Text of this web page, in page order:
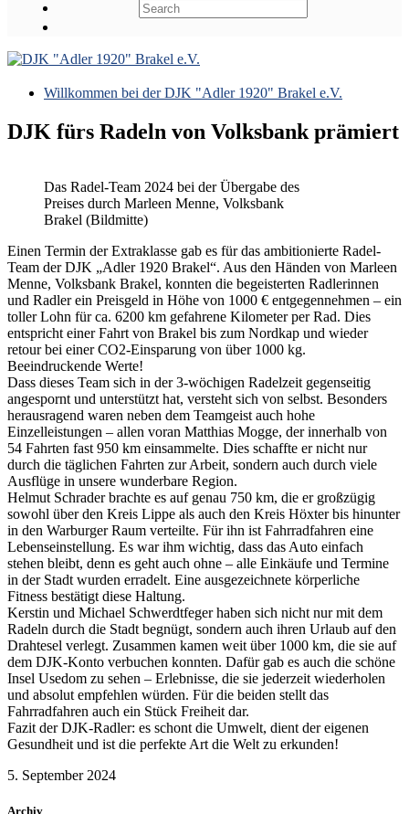
Willkommen bei der DJK "Adler 1920" Brakel e.V.
DJK fürs Radeln von Volksbank prämiert
Das Radel-Team 2024 bei der Übergabe des
Preises durch Marleen Menne, Volksbank
Brakel (Bildmitte)
Einen Termin der Extraklasse gab es für das ambitionierte Radel-
Team der DJK „Adler 1920 Brakel“. Aus den Händen von Marleen
Menne, Volksbank Brakel, konnten die begeisterten Radlerinnen
und Radler ein Preisgeld in Höhe von 1000 € entgegennehmen – ein
toller Lohn für ca. 6200 km gefahrene Kilometer per Rad. Dies
entspricht einer Fahrt von Brakel bis zum Nordkap und wieder
retour bei einer CO2-Einsparung von über 1000 kg.
Beeindruckende Werte!
Dass dieses Team sich in der 3-wöchigen Radelzeit gegenseitig
angespornt und unterstützt hat, versteht sich von selbst. Besonders
herausragend waren neben dem Teamgeist auch hohe
Einzelleistungen – allen voran Matthias Mogge, der innerhalb von
54 Fahrten fast 950 km einsammelte. Dies schaffte er nicht nur
durch die täglichen Fahrten zur Arbeit, sondern auch durch viele
Ausflüge in unsere wunderbare Region.
Helmut Schrader brachte es auf genau 750 km, die er großzügig
sowohl über den Kreis Lippe als auch den Kreis Höxter bis hinunter
in den Warburger Raum verteilte. Für ihn ist Fahrradfahren eine
Lebenseinstellung. Es war ihm wichtig, dass das Auto einfach
stehen bleibt, denn es geht auch ohne – alle Einkäufe und Termine
in der Stadt wurden erradelt. Eine ausgezeichnete körperliche
Fitness bestätigt diese Haltung.
Kerstin und Michael Schwerdtfeger haben sich nicht nur mit dem
Radeln durch die Stadt begnügt, sondern auch ihren Urlaub auf den
Drahtesel verlegt. Zusammen kamen weit über 1000 km, die sie auf
dem DJK-Konto verbuchen konnten. Dafür gab es auch die schöne
Insel Usedom zu sehen – Erlebnisse, die sie jederzeit wiederholen
und absolut empfehlen würden. Für die beiden stellt das
Fahrradfahren auch ein Stück Freiheit dar.
Fazit der DJK-Radler: es schont die Umwelt, dient der eigenen
Gesundheit und ist die perfekte Art die Welt zu erkunden!
5. September 2024
Archiv